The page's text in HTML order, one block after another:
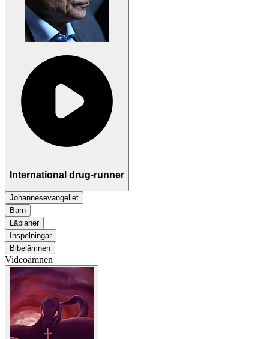
International drug-runner
Johannesevangeliet
Barn
Läplaner
Inspelningar
Bibelämnen
Videoämnen